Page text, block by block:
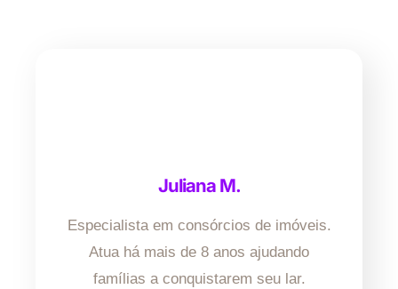
Juliana M.
Especialista em consórcios de imóveis.
Atua há mais de 8 anos ajudando
famílias a conquistarem seu lar.